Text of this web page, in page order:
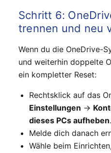
Schritt 6:
trennen und neu
Wenn du die OneDrive-
und weiterhin doppelte
ein kompletter Reset:
Rechtsklick auf das
Einstellungen →
dieses PCs aufheben.
Melde dich danach
Wähle beim